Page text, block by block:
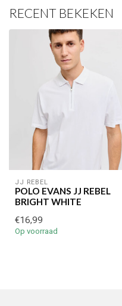
RECENT BEKEKEN
JJ REBEL
POLO EVANS JJ REBEL
BRIGHT WHITE
€16,99
Op voorraad
Je korting is geldig bij een